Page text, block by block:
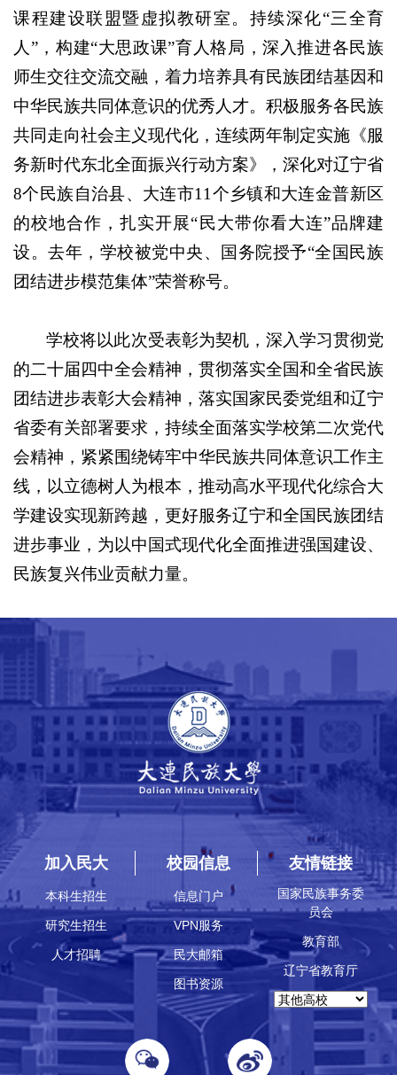
课程建设联盟暨虚拟教研室。持续深化“三全育
人”，构建“大思政课”育人格局，深入推进各民族
师生交往交流交融，着力培养具有民族团结基因和
中华民族共同体意识的优秀人才。积极服务各民族
共同走向社会主义现代化，连续两年制定实施《服
务新时代东北全面振兴行动方案》，深化对辽宁省
8个民族自治县、大连市11个乡镇和大连金普新区
的校地合作，扎实开展“民大带你看大连”品牌建
设。去年，学校被党中央、国务院授予“全国民族
团结进步模范集体”荣誉称号。
学校将以此次受表彰为契机，深入学习贯彻党
的二十届四中全会精神，贯彻落实全国和全省民族
团结进步表彰大会精神，落实国家民委党组和辽宁
省委有关部署要求，持续全面落实学校第二次党代
会精神，紧紧围绕铸牢中华民族共同体意识工作主
线，以立德树人为根本，推动高水平现代化综合大
学建设实现新跨越，更好服务辽宁和全国民族团结
进步事业，为以中国式现代化全面推进强国建设、
民族复兴伟业贡献力量。
加入民大
本科生招生
研究生招生
人才招聘
校园信息
信息门户
VPN服务
民大邮箱
图书资源
友情链接
国家民族事务委
员会
教育部
辽宁省教育厅